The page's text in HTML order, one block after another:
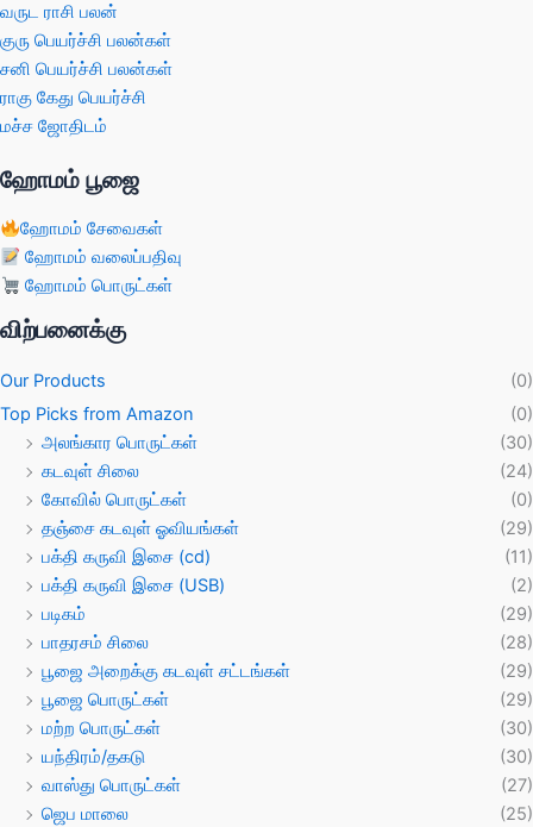
வருட ராசி பலன்
குரு பெயர்ச்சி பலன்கள்
சனி பெயர்ச்சி பலன்கள்
ராகு கேது பெயர்ச்சி
மச்ச ஜோதிடம்
ஹோமம் பூஜை
ஹோமம் சேவைகள்
ஹோமம் வலைப்பதிவு
ஹோமம் பொருட்கள்
விற்பனைக்கு
Our Products
(0)
Top Picks from Amazon
(0)
அலங்கார பொருட்கள்
(30)
கடவுள் சிலை
(24)
கோவில் பொருட்கள்
(0)
தஞ்சை கடவுள் ஓவியங்கள்
(29)
பக்தி கருவி இசை (cd)
(11)
பக்தி கருவி இசை (USB)
(2)
படிகம்
(29)
பாதரசம் சிலை
(28)
பூஜை அறைக்கு கடவுள் சட்டங்கள்
(29)
பூஜை பொருட்கள்
(29)
மற்ற பொருட்கள்
(30)
யந்திரம்/தகடு
(30)
வாஸ்து பொருட்கள்
(27)
ஜெப மாலை
(25)